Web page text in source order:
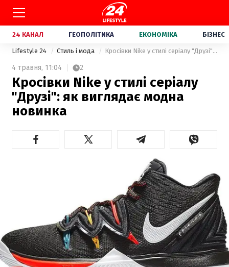
24 КАНАЛ ГЕОПОЛІТИКА ЕКОНОМІКА БІЗНЕС
Lifestyle 24 Стиль і мода Кросівки Nike у стилі серіалу "Друзі": як виглядає модна новинка
4 травня, 11:04 2
Кросівки Nike у стилі серіалу
"Друзі": як виглядає модна
новинка